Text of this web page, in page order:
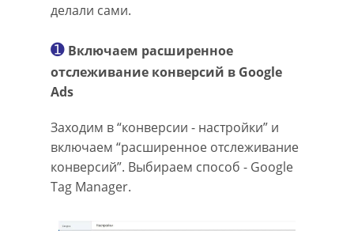
делали сами.
➊ Включаем расширенное
отслеживание конверсий в Google
Ads
Заходим в “конверсии - настройки” и
включаем “расширенное отслеживание
конверсий”. Выбираем способ - Google
Tag Manager.